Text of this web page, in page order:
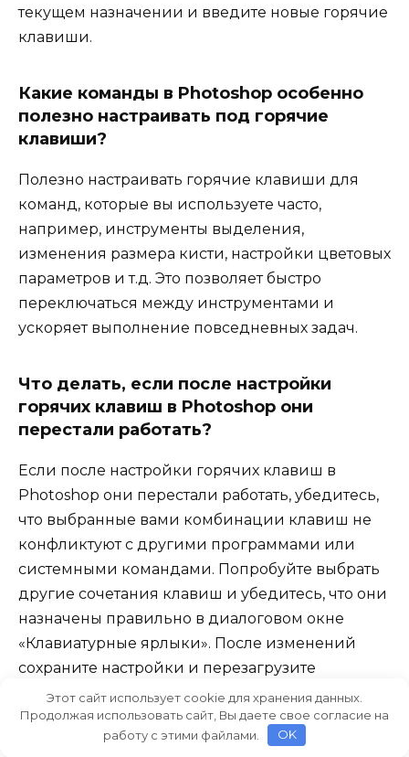
текущем назначении и введите новые горячие
клавиши.
Какие команды в Photoshop особенно
полезно настраивать под горячие
клавиши?
Полезно настраивать горячие клавиши для
команд, которые вы используете часто,
например, инструменты выделения,
изменения размера кисти, настройки цветовых
параметров и т.д. Это позволяет быстро
переключаться между инструментами и
ускоряет выполнение повседневных задач.
Что делать, если после настройки
горячих клавиш в Photoshop они
перестали работать?
Если после настройки горячих клавиш в
Photoshop они перестали работать, убедитесь,
что выбранные вами комбинации клавиш не
конфликтуют с другими программами или
системными командами. Попробуйте выбрать
другие сочетания клавиш и убедитесь, что они
назначены правильно в диалоговом окне
«Клавиатурные ярлыки». После изменений
сохраните настройки и перезагрузите
Photoshop, чтобы изменения вступили в силу.
Этот сайт использует cookie для хранения данных.
Продолжая использовать сайт, Вы даете свое согласие на
работу с этими файлами.
OK